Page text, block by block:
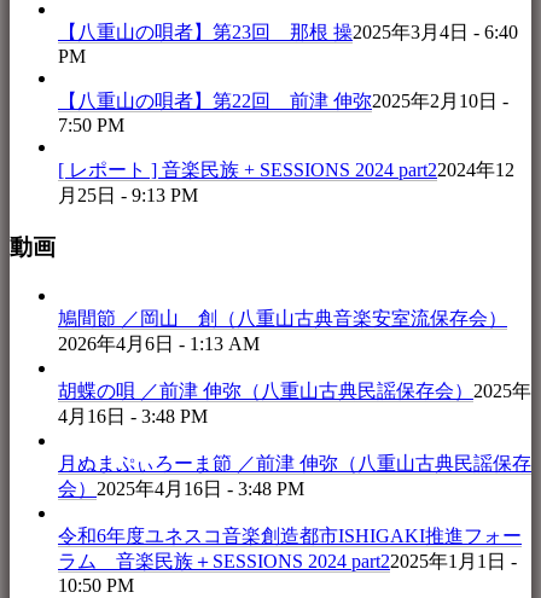
【八重山の唄者】第23回 那根 操2025年3月4日 - 6:40
PM
【八重山の唄者】第22回 前津 伸弥2025年2月10日 -
7:50 PM
[ レポート ] 音楽民族 + SESSIONS 2024 part22024年12
月25日 - 9:13 PM
動画
鳩間節 ／岡山 創（八重山古典音楽安室流保存会）
2026年4月6日 - 1:13 AM
胡蝶の唄 ／前津 伸弥（八重山古典民謡保存会） 2025年
4月16日 - 3:48 PM
月ぬまぷぃろーま節 ／前津 伸弥（八重山古典民謡保存
会） 2025年4月16日 - 3:48 PM
令和6年度ユネスコ音楽創造都市ISHIGAKI推進フォー
ラム 音楽民族＋SESSIONS 2024 part22025年1月1日 -
10:50 PM